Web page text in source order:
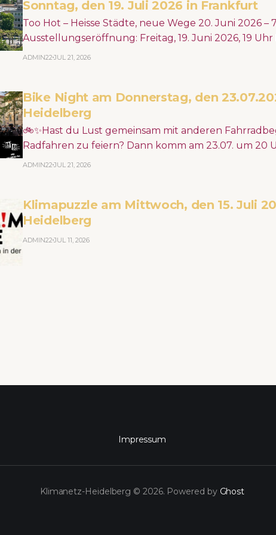
Sonntag, den 19. Juli 2026 in Frankfurt
Too Hot – Heisse Städte, neue Wege 20. Juni 2026 – 7. Februar 2027
Ausstellungseröffnung: Freitag, 19. Juni 2026, 19
Architekturmuseum (DAM) >> Erdgeschoss Städte werden durch
dringend urbane Räume neu gedacht und
ADMIN22 JUL 21, 2026
Bike Night am Donnerstag, den
Heidelberg
🚲✨Hast du Lust gemeinsam mit anderen
Radfahren zu feiern? Dann komm am 23.07. um 20
Schwanenteichanlage, dreh mit uns eine Runde
deux
ADMIN22 JUL 21, 2026
Klimapuzzle am Mittwoch, den 15. Juli
Heidelberg
ADMIN22 JUL 11, 2026
Impressum
Klimanetz-Heidelberg © 2026. Powered by Ghost